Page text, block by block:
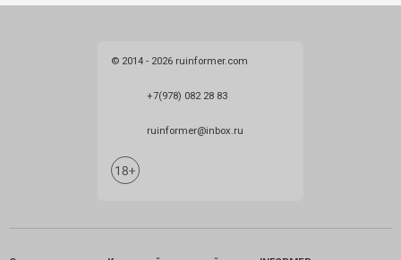
© 2014 - 2026 ruinformer.com
+7(978) 082 28 83
ruinformer@inbox.ru